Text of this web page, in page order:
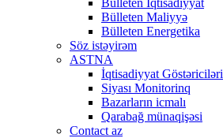
Bülleten İqtisadiyyat
Bülleten Maliyyə
Bülleten Energetika
Söz istəyirəm
ASTNA
İqtisadiyyat Göstəriciləri
Siyası Monitorinq
Bazarların icmalı
Qarabağ münaqişəsi
Contact az